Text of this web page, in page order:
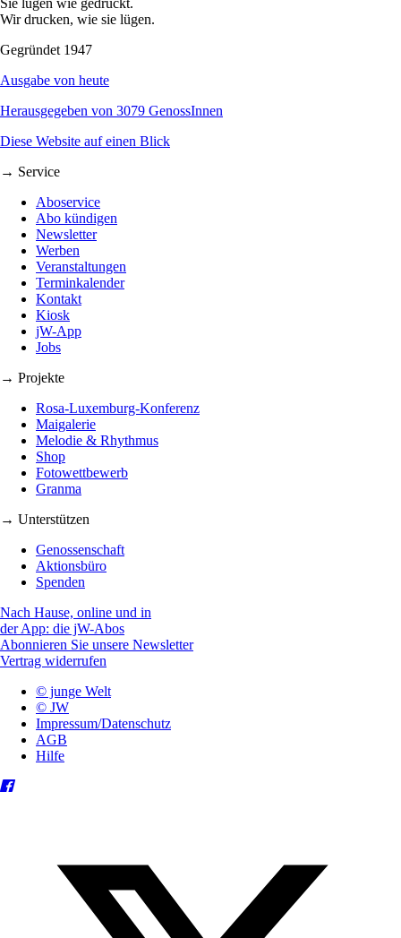
Sie lügen wie gedruckt.
Wir drucken, wie sie lügen.
Gegründet 1947
Ausgabe von heute
Herausgegeben von 3079 GenossInnen
Diese Website auf einen Blick
→ Service
Aboservice
Abo kündigen
Newsletter
Werben
Veranstaltungen
Terminkalender
Kontakt
Kiosk
jW-App
Jobs
→ Projekte
Rosa-Luxemburg-Konferenz
Maigalerie
Melodie & Rhythmus
Shop
Fotowettbewerb
Granma
→ Unterstützen
Genossenschaft
Aktionsbüro
Spenden
Nach Hause, online und in
der App: die jW-Abos
Abonnieren Sie unsere Newsletter
Vertrag widerrufen
© junge Welt
© JW
Impressum/Datenschutz
AGB
Hilfe